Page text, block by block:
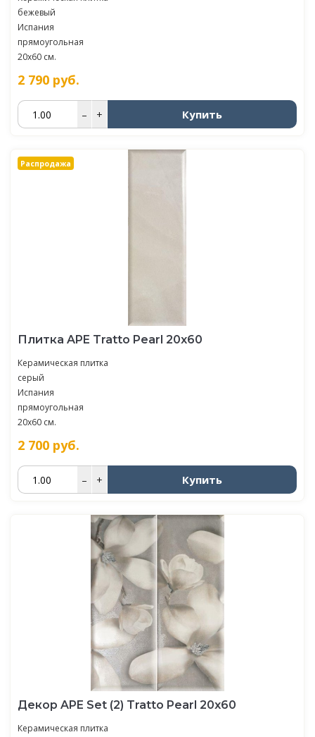
бежевый
Испания
прямоугольная
20x60 см.
2 790 руб.
– + Купить
Распродажа
Плитка APE Tratto Pearl 20х60
Керамическая плитка
серый
Испания
прямоугольная
20x60 см.
2 700 руб.
– + Купить
Декор APE Set (2) Tratto Pearl 20х60
Керамическая плитка